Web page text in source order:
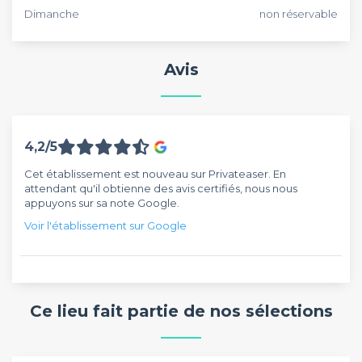
Dimanche non réservable
Avis
4,2/5
Cet établissement est nouveau sur Privateaser. En
attendant qu'il obtienne des avis certifiés, nous nous
appuyons sur sa note Google.
Voir l'établissement sur Google
Ce lieu fait partie de nos sélections